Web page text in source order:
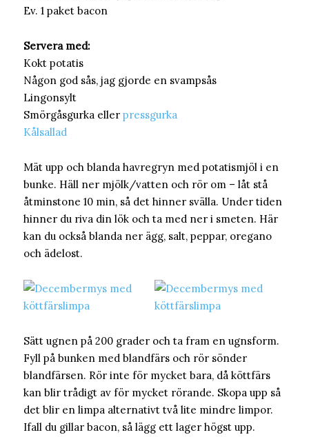
Ev. 1 paket bacon
Servera med:
Kokt potatis
Någon god sås, jag gjorde en svampsås
Lingonsylt
Smörgåsgurka eller pressgurka
Kålsallad
Mät upp och blanda havregryn med potatismjöl i en
bunke. Häll ner mjölk/vatten och rör om – låt stå
åtminstone 10 min, så det hinner svälla. Under tiden
hinner du riva din lök och ta med ner i smeten. Här
kan du också blanda ner ägg, salt, peppar, oregano
och ädelost.
Sätt ugnen på 200 grader och ta fram en ugnsform.
Fyll på bunken med blandfärs och rör sönder
blandfärsen. Rör inte för mycket bara, då köttfärs
kan blir trådigt av för mycket rörande. Skopa upp så
det blir en limpa alternativt två lite mindre limpor.
Ifall du gillar bacon, så lägg ett lager högst upp.